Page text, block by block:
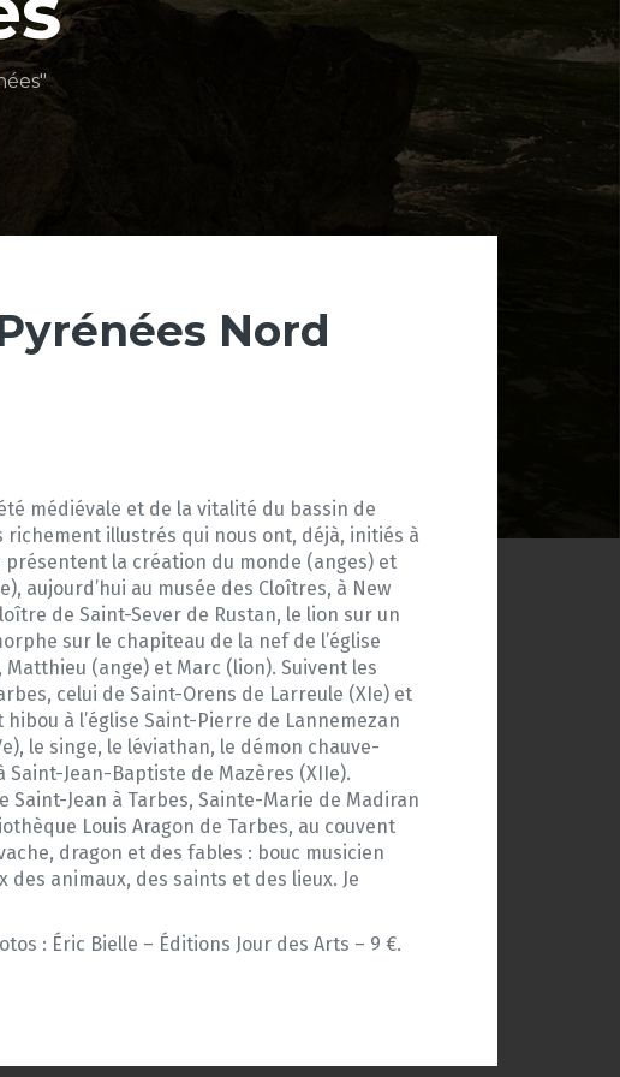
Nord
médiévale et de la vitalité du bassin de
richement illustrés qui nous ont, déjà, initiés à
présentent la création du monde (anges) et
aujourd’hui au musée des Cloîtres, à New
de Saint-Sever de Rustan, le lion sur un
sur le chapiteau de la nef de l’église
(ange) et Marc (lion). Suivent les
celui de Saint-Orens de Larreule (XIe) et
à l’église Saint-Pierre de Lannemezan
le singe, le léviathan, le démon chauve-
Saint-Jean-Baptiste de Mazères (XIIe).
Saint-Jean à Tarbes, Sainte-Marie de Madiran
Louis Aragon de Tarbes, au couvent
dragon et des fables : bouc musicien
des animaux, des saints et des lieux. Je
: Éric Bielle – Éditions Jour des Arts – 9 €.